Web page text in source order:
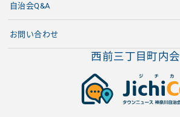
西前三丁目町内会
自治会Q&A
お問い合わせ